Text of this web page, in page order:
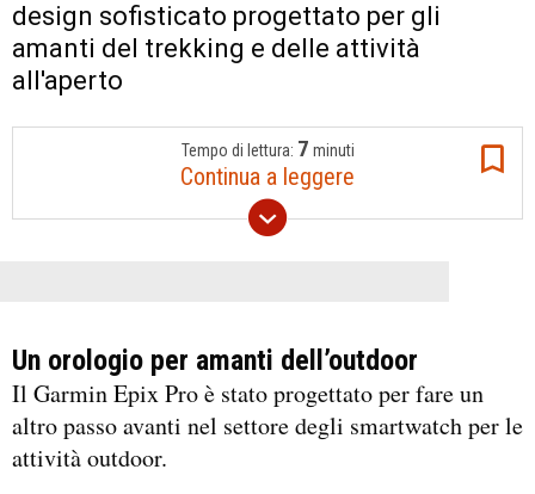
design sofisticato progettato per gli
amanti del trekking e delle attività
all'aperto
Tempo di lettura: 7 minuti
Continua a leggere
Un orologio per amanti dell’outdoor
Il Garmin Epix Pro è stato progettato per fare un
altro passo avanti nel settore degli smartwatch per le
attività outdoor.